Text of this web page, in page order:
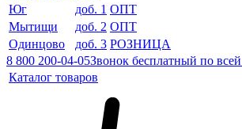
Юг
доб. 1 ОПТ
Мытищи
доб. 2 ОПТ
Одинцово
доб. 3 РОЗНИЦА
8 800 200-04-05Звонок бесплатный по
Каталог товаров